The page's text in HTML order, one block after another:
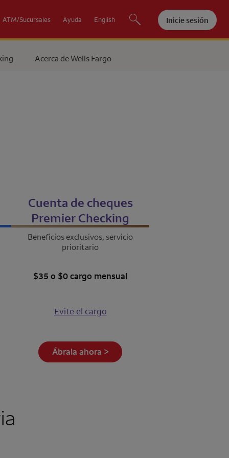
ATM/Sucursales Ayuda English Inicie sesión
Acerca deWells Fargo
Cuenta de cheques
Premier Checking
Beneficios exclusivos, servicio
prioritario
$35 o $0 cargo mensual
Evite el cargo
Ábrala ahora >